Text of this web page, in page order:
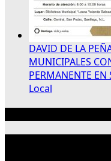
DAVID DE LA
MUNICIPALES
PERMANENTE EN
Local